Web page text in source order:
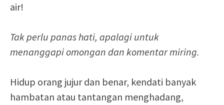
air!
Tak perlu panas hati, apalagi untuk
menanggapi omongan dan komentar miring.
Hidup orang jujur dan benar, kendati banyak
hambatan atau tantangan menghadang,